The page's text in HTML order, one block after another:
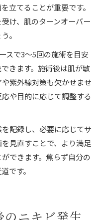
立てることが重要です。
け、肌のターンオーバー
。
スで3～5回の施術を目安
きます。施術後は肌が敏
紫外線対策も欠かせませ
や目的に応じて調整する
記録し、必要に応じてサ
見直すことで、より満足
できます。焦らず自分の
です。
ニキビ発生